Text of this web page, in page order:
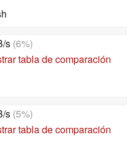
s (6%)
tabla de comparación
s (5%)
tabla de comparación